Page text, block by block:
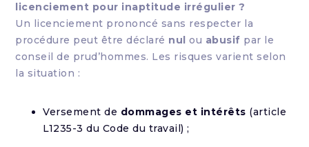
licenciement pour inaptitude irrégulier ?
Un licenciement prononcé sans respecter la
procédure peut être déclaré nul ou abusif par le
conseil de prud’hommes. Les risques varient selon
la situation :
Versement de dommages et intérêts (article
L1235-3 du Code du travail) ;